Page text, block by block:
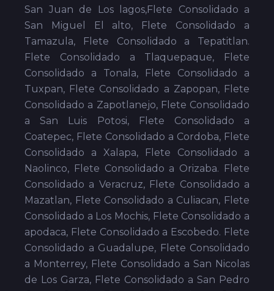
San Juan de Los lagos,Flete Consolidado a
San Miguel El alto, Flete Consolidado a
Tamazula, Flete Consolidado a Tepatitlan.
Flete Consolidado a Tlaquepaque, Flete
Consolidado a Tonala, Flete Consolidado a
Tuxpan, Flete Consolidado a Zapopan, Flete
Consolidado a Zapotlanejo, Flete Consolidado
a San Luis Potosi, Flete Consolidado a
Coatepec, Flete Consolidado a Cordoba, Flete
Consolidado a Xalapa, Flete Consolidado a
Naolinco, Flete Consolidado a Orizaba. Flete
Consolidado a Veracruz, Flete Consolidado a
Mazatlan, Flete Consolidado a Culiacan, Flete
Consolidado a Los Mochis, Flete Consolidado a
apodaca, Flete Consolidado a Escobedo. Flete
Consolidado a Guadalupe, Flete Consolidado
a Monterrey, Flete Consolidado a San Nicolas
de Los Garza, Flete Consolidado a San Pedro